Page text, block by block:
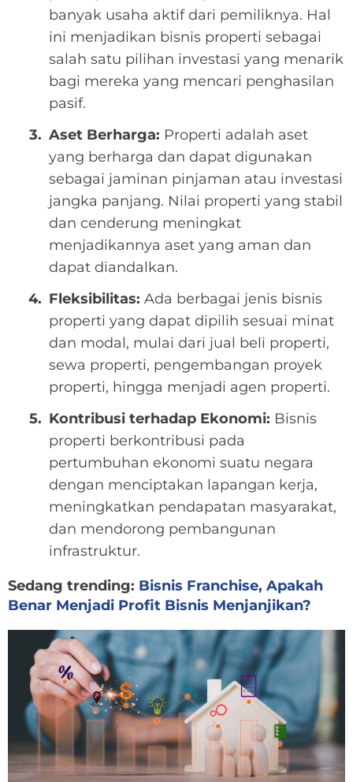
banyak usaha aktif dari pemiliknya. Hal
ini menjadikan bisnis properti sebagai
salah satu pilihan investasi yang menarik
bagi mereka yang mencari penghasilan
pasif.
Aset Berharga: Properti adalah aset
yang berharga dan dapat digunakan
sebagai jaminan pinjaman atau investasi
jangka panjang. Nilai properti yang stabil
dan cenderung meningkat
menjadikannya aset yang aman dan
dapat diandalkan.
Fleksibilitas: Ada berbagai jenis bisnis
properti yang dapat dipilih sesuai minat
dan modal, mulai dari jual beli properti,
sewa properti, pengembangan proyek
properti, hingga menjadi agen properti.
Kontribusi terhadap Ekonomi: Bisnis
properti berkontribusi pada
pertumbuhan ekonomi suatu negara
dengan menciptakan lapangan kerja,
meningkatkan pendapatan masyarakat,
dan mendorong pembangunan
infrastruktur.
Sedang trending: Bisnis Franchise, Apakah
Benar Menjadi Profit Bisnis Menjanjikan?